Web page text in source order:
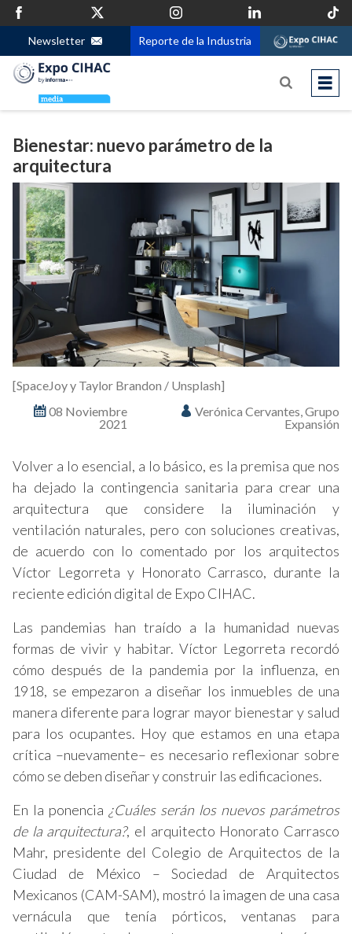
Newsletter Reporte de la Industria
Bienestar: nuevo parámetro de la
arquitectura
08 Noviembre
2021
Verónica Cervantes, Grupo
Expansión
[SpaceJoy y Taylor Brandon / Unsplash]
Volver a lo esencial, a lo básico, es la premisa que nos
ha dejado la contingencia sanitaria para crear una
arquitectura que considere la iluminación y
ventilación naturales, pero con soluciones creativas,
de acuerdo con lo comentado por los arquitectos
Víctor Legorreta y Honorato Carrasco, durante la
reciente edición digital de Expo CIHAC.
Las pandemias han traído a la humanidad nuevas
formas de vivir y habitar. Víctor Legorreta recordó
cómo después de la pandemia por la influenza, en
1918, se empezaron a diseñar los inmuebles de una
manera diferente para lograr mayor bienestar y salud
para los ocupantes. Hoy que estamos en una etapa
crítica –nuevamente– es necesario reflexionar sobre
cómo se deben diseñar y construir las edificaciones.
En la ponencia ¿Cuáles serán los nuevos parámetros
de la arquitectura?, el arquitecto Honorato Carrasco
Mahr, presidente del Colegio de Arquitectos de la
Ciudad de México – Sociedad de Arquitectos
Mexicanos (CAM-SAM), mostró la imagen de una casa
vernácula que tenía pórticos, ventanas para